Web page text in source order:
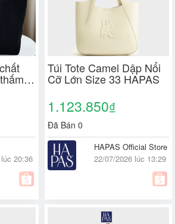
đồ
20:36
Túi Tote Camel Dập Nổi
Cỡ Lớn Size 33 HAPAS
1.123.850₫
Đã Bán 0
HAPAS Official Store
22/07/2026 lúc 13:29